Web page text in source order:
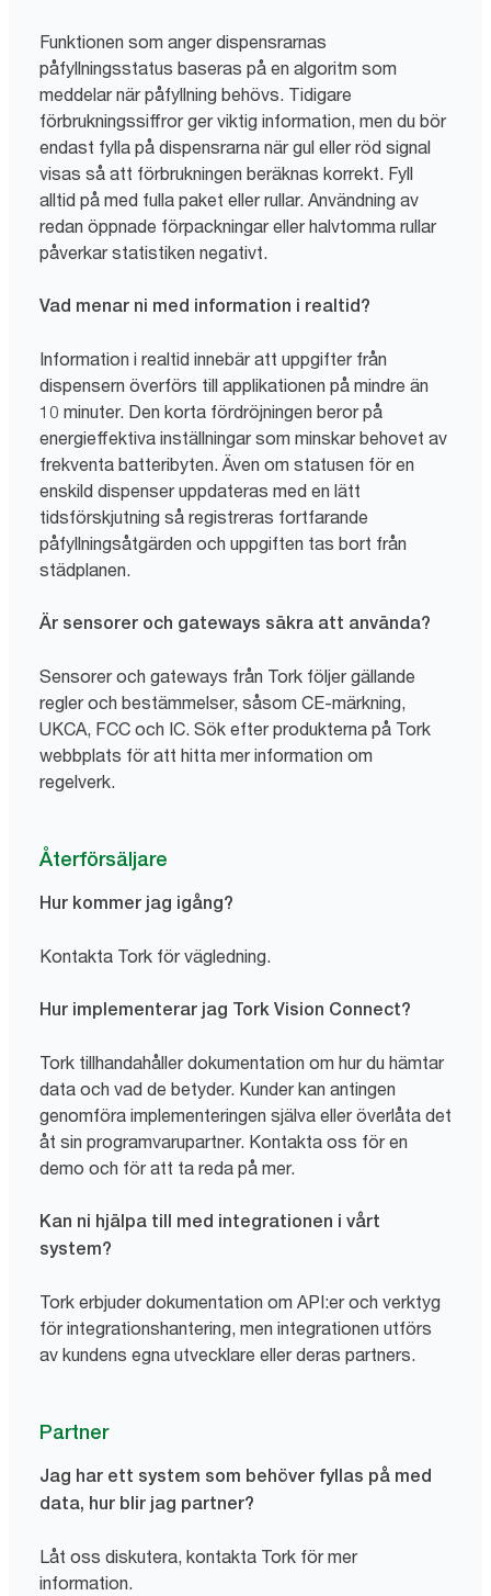
Funktionen som anger dispensrarnas
påfyllningsstatus baseras på en algoritm som
meddelar när påfyllning behövs. Tidigare
förbrukningssiffror ger viktig information, men du bör
endast fylla på dispensrarna när gul eller röd signal
visas så att förbrukningen beräknas korrekt. Fyll
alltid på med fulla paket eller rullar. Användning av
redan öppnade förpackningar eller halvtomma rullar
påverkar statistiken negativt.
Vad menar ni med information i realtid?
Information i realtid innebär att uppgifter från
dispensern överförs till applikationen på mindre än
10 minuter. Den korta fördröjningen beror på
energieffektiva inställningar som minskar behovet av
frekventa batteribyten. Även om statusen för en
enskild dispenser uppdateras med en lätt
tidsförskjutning så registreras fortfarande
påfyllningsåtgärden och uppgiften tas bort från
städplanen.
Är sensorer och gateways säkra att använda?
Sensorer och gateways från Tork följer gällande
regler och bestämmelser, såsom CE-märkning,
UKCA, FCC och IC. Sök efter produkterna på Tork
webbplats för att hitta mer information om
regelverk.
Återförsäljare
Hur kommer jag igång?
Kontakta Tork för vägledning.
Hur implementerar jag Tork Vision Connect?
Tork tillhandahåller dokumentation om hur du hämtar
data och vad de betyder. Kunder kan antingen
genomföra implementeringen själva eller överlåta det
åt sin programvarupartner. Kontakta oss för en
demo och för att ta reda på mer.
Kan ni hjälpa till med integrationen i vårt
system?
Tork erbjuder dokumentation om API:er och verktyg
för integrationshantering, men integrationen utförs
av kundens egna utvecklare eller deras partners.
Partner
Jag har ett system som behöver fyllas på med
data, hur blir jag partner?
Låt oss diskutera, kontakta Tork för mer
information.